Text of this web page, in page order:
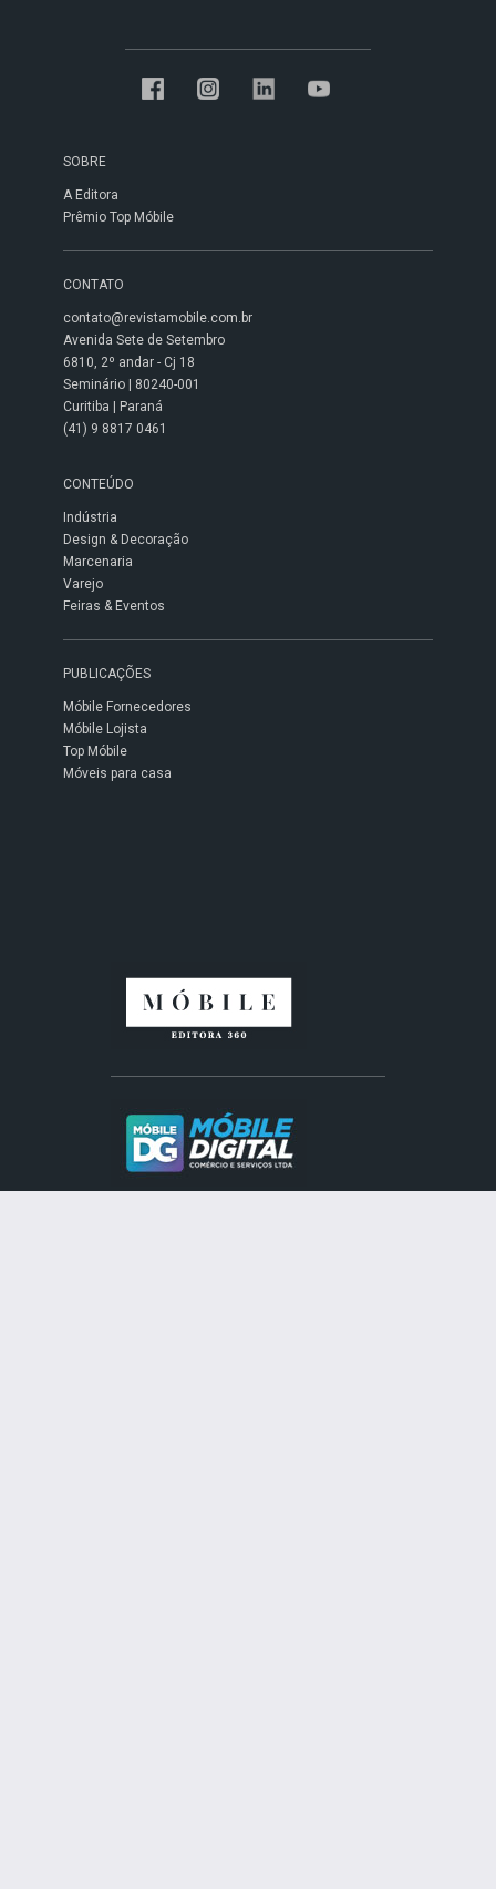
SOBRE
A Editora
Prêmio Top Móbile
CONTATO
contato@revistamobile.com.br
Avenida Sete de Setembro
6810, 2º andar - Cj 18
Seminário | 80240-001
Curitiba | Paraná
(41) 9 8817 0461
CONTEÚDO
Indústria
Design & Decoração
Marcenaria
Varejo
Feiras & Eventos
PUBLICAÇÕES
Móbile Fornecedores
Móbile Lojista
Top Móbile
Móveis para casa